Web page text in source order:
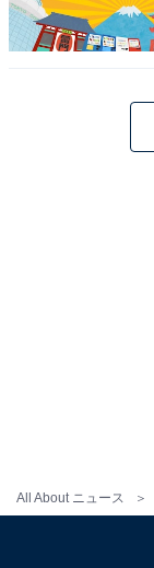
All About ニュース